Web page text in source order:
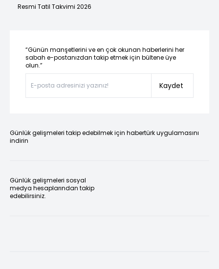
Resmi Tatil Takvimi 2026
“Günün manşetlerini ve en çok okunan haberlerini her
sabah e-postanızdan takip etmek için bültene üye
olun.”
Kaydet
Günlük gelişmeleri takip edebilmek için habertürk uygulamasını
indirin
Günlük gelişmeleri sosyal
medya hesaplarından takip
edebilirsiniz.